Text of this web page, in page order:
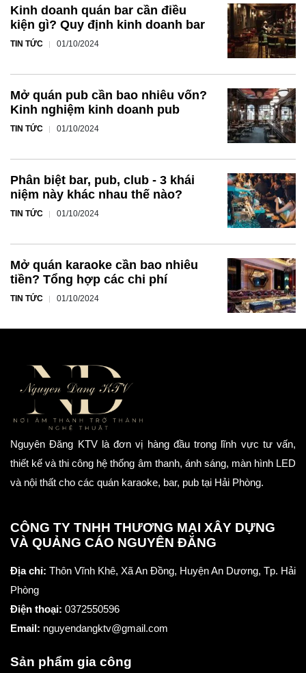
Kinh doanh quán bar cần điều
kiện gì? Quy định kinh doanh bar
TIN TỨC 01/10/2024
Mở quán pub cần bao nhiêu vốn?
Kinh nghiệm kinh doanh pub
TIN TỨC 01/10/2024
Phân biệt bar, pub, club - 3 khái
niệm này khác nhau thế nào?
TIN TỨC 01/10/2024
Mở quán karaoke cần bao nhiêu
tiền? Tổng hợp các chi phí
TIN TỨC 01/10/2024
Nguyên Đăng KTV là đơn vị hàng đầu trong lĩnh vực tư vấn,
thiết kế và thi công hệ thống âm thanh, ánh sáng, màn hình LED
và nội thất cho các quán karaoke, bar, pub tại Hải Phòng.
CÔNG TY TNHH THƯƠNG MẠI XÂY DỰNG
VÀ QUẢNG CÁO NGUYÊN ĐĂNG
Địa chỉ: Thôn Vĩnh Khê, Xã An Đồng, Huyện An Dương, Tp. Hải
Phòng
Điện thoại: 0372550596
Email: nguyendangktv@gmail.com
Sản phẩm gia công